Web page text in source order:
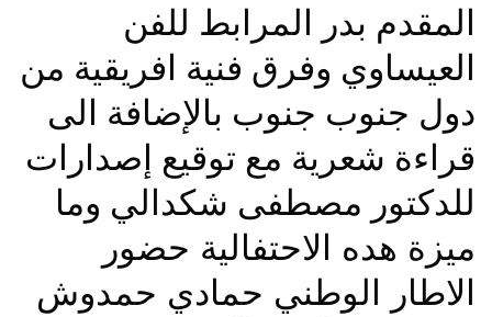
المقدم بدر المرابط للفن
العيساوي وفرق فنية افريقية من
دول جنوب جنوب بالإضافة الى
قراءة شعرية مع توقيع إصدارات
للدكتور مصطفى شكدالي وما
ميزة هده الاحتفالية حضور
الاطار الوطني حمادي حمدوش